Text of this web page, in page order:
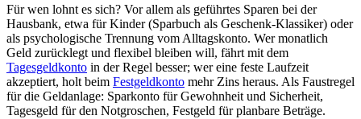
Für wen lohnt es sich? Vor allem als geführtes Sparen bei der
Hausbank, etwa für Kinder (Sparbuch als Geschenk-Klassiker) oder
als psychologische Trennung vom Alltagskonto. Wer monatlich
Geld zurücklegt und flexibel bleiben will, fährt mit dem
Tagesgeldkonto in der Regel besser; wer eine feste Laufzeit
akzeptiert, holt beim Festgeldkonto mehr Zins heraus. Als Faustregel
für die Geldanlage: Sparkonto für Gewohnheit und Sicherheit,
Tagesgeld für den Notgroschen, Festgeld für planbare Beträge.